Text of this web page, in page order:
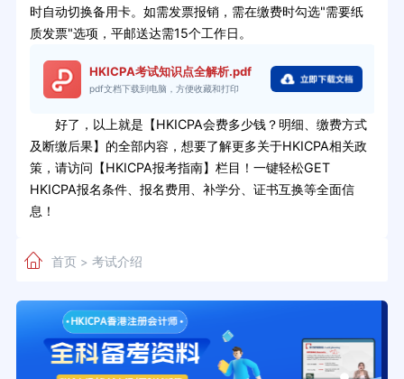
时自动切换备用卡。如需发票报销，需在缴费时勾选"需要纸
质发票"选项，平邮送达需15个工作日。
HKICPA考试知识点全解析.pdf
pdf文档下载到电脑，方便收藏和打印
好了，以上就是【HKICPA会费多少钱？明细、缴费方式
及断缴后果】的全部内容，想要了解更多关于HKICPA相关政
策，请访问【HKICPA报考指南】栏目！一键轻松GET
HKICPA报名条件、报名费用、补学分、证书互换等全面信
息！
首页> 考试介绍